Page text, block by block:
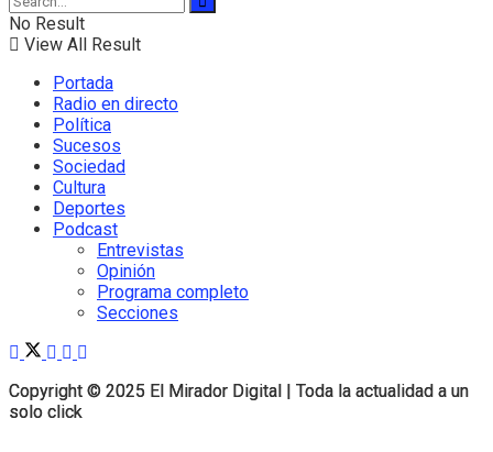
Copyright © 2025 El Mirador Digital | Toda la actualidad a un
solo click
No Result
View All Result
Portada
Radio en directo
Política
Sucesos
Sociedad
Cultura
Deportes
Podcast
Entrevistas
Opinión
Programa completo
Secciones
Copyright © 2025 El Mirador Digital | Toda la actualidad a un
solo click